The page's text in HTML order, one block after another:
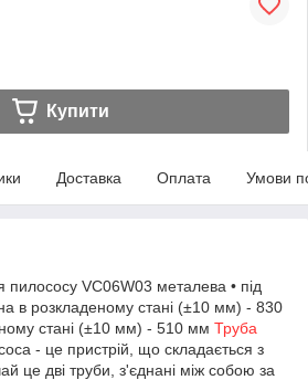
Купити
Доставка Оплата Умови
пилососу VC06W03 металева • під
в розкладеному стані (±10 мм) - 830
стані (±10 мм) - 510 мм Труба
- це пристрій, що складається з
це дві труби, з'єднані між собою за